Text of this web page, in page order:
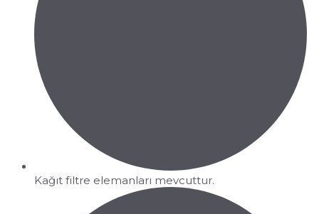
Kağıt filtre elemanları mevcuttur.